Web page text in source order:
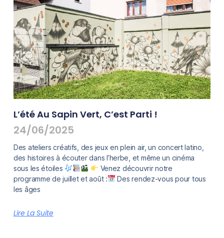
L’été Au Sapin Vert, C’est Parti !
24/06/2025
Des ateliers créatifs, des jeux en plein air, un concert latino,
des histoires à écouter dans l’herbe, et même un cinéma
sous les étoiles
Venez découvrir notre
programme de juillet et août :
Des rendez-vous pour tous
les âges
Lire La Suite